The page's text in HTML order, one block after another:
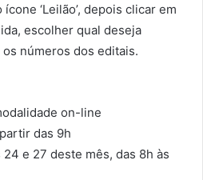
‘Leilão’, depois clicar em
escolher qual deseja
números dos editais.
on-line
das 9h
e 27 deste mês, das 8h às